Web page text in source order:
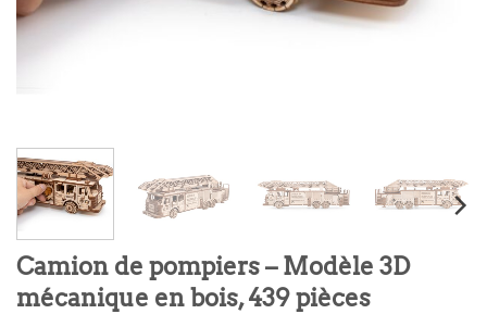
Camion de pompiers – Modèle 3D
mécanique en bois, 439 pièces